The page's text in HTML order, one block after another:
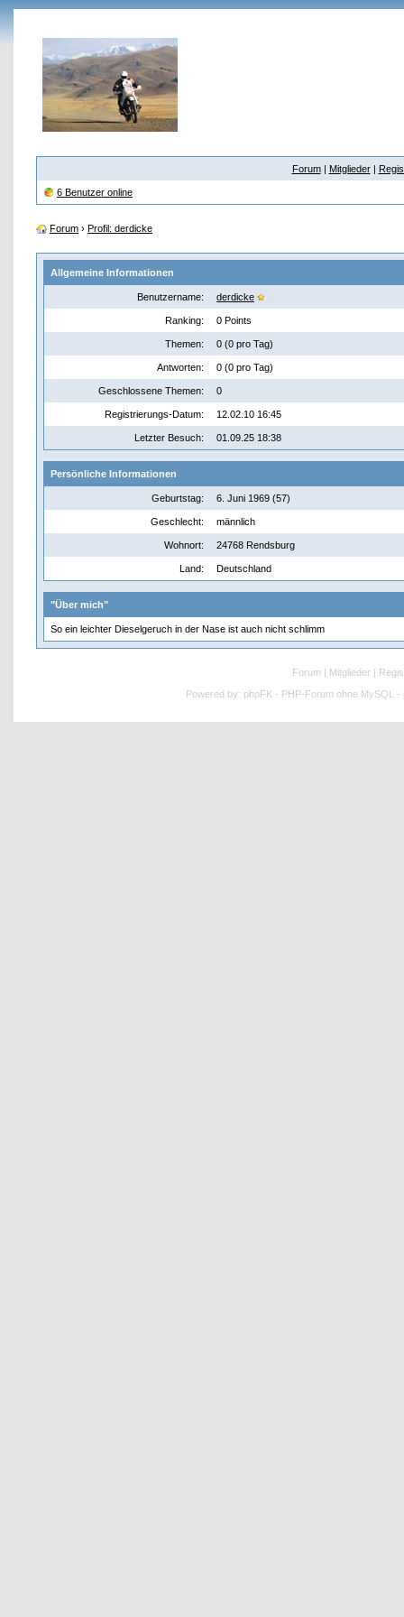
Forum| Mitglieder|
6 Benutzer online
Forum › Profil: derdicke
Allgemeine Informationen
Benutzername: derdicke
Ranking: 0 Points
Themen: 0 (0 pro Tag)
Antworten: 0 (0 pro Tag)
Geschlossene Themen: 0
Registrierungs-Datum: 12.02.10 16:45
Letzter Besuch: 01.09.25 18:38
Persönliche Informationen
Geburtstag: 6. Juni 1969 (57)
Geschlecht: männlich
Wohnort: 24768 Rendsburg
Land: Deutschland
"Über mich"
So ein leichter Dieselgeruch in der Nase ist auch nicht schlimm
Forum | Mitglieder |
Powered by: phpFK - PHP-Forum ohne MySQL -